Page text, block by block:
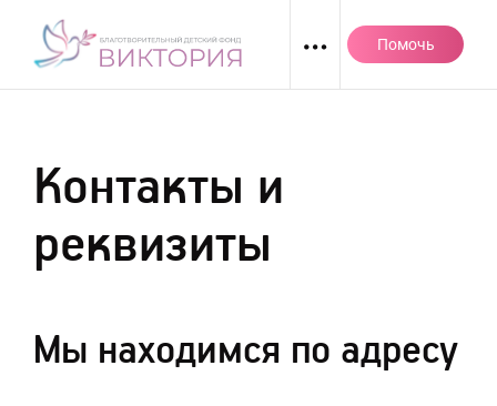
содержанию
Помочь
Контакты и
реквизиты
Мы находимся по адресу